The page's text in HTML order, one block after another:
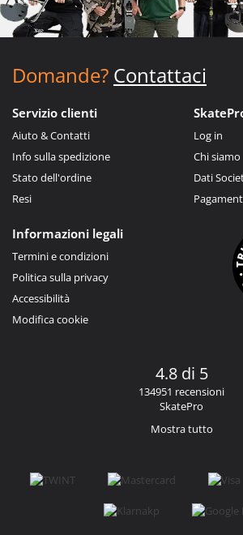
Domande? Contattaci
Servizio clienti
Aiuto & Contatti
Info sulla spedizione
Stato dell'ordine
Resi
Log in
Chi siamo
Dati
Informazioni legali
Termini e condizioni
Politica sulla privacy
Accessibilità
Modifica cookie
4.8 di 5
134951 recensioni
SkatePro
Mostra tutto